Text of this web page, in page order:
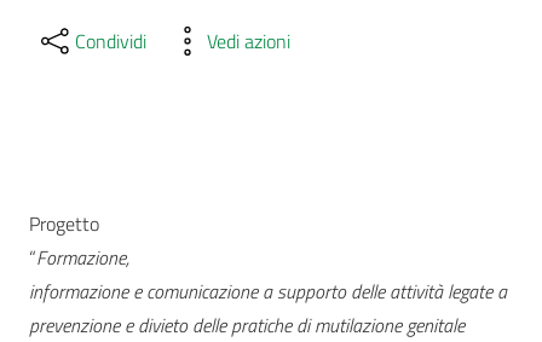
Condividi Vedi azioni
Progetto
“Formazione,
informazione e comunicazione a supporto delle attività legate a
prevenzione e divieto delle pratiche di mutilazione genitale